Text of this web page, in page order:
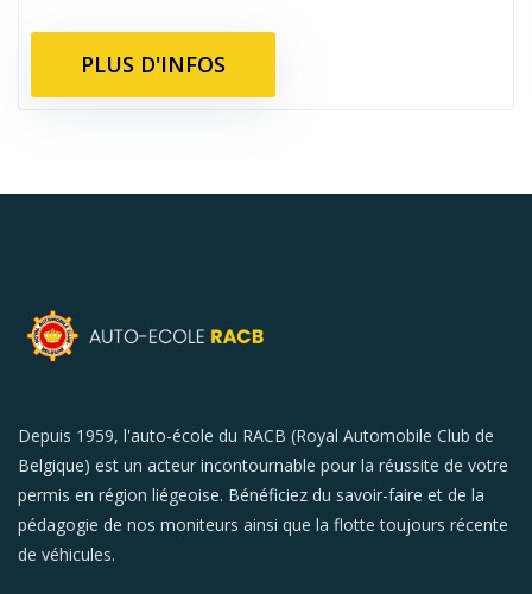
PLUS D'INFOS
Depuis 1959, l'auto-école du RACB (Royal Automobile Club de
Belgique) est un acteur incontournable pour la réussite de votre
permis en région liégeoise. Bénéficiez du savoir-faire et de la
pédagogie de nos moniteurs ainsi que la flotte toujours récente
de véhicules.